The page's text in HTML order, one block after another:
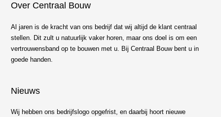
Over Centraal Bouw
Al jaren is de kracht van ons bedrijf dat wij altijd de klant centraal
stellen. Dit zult u natuurlijk vaker horen, maar ons doel is om een
vertrouwensband op te bouwen met u. Bij Centraal Bouw bent u in
goede handen.
Nieuws
Wij hebben ons bedrijfslogo opgefrist, en daarbij hoort nieuwe